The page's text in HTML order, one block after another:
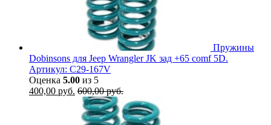
Пружины
Dobinsons для Jeep Wrangler JK зад +65 comf 5D.
Артикул: C29-167V
Оценка 5.00 из 5
400,00 руб. 600,00руб.